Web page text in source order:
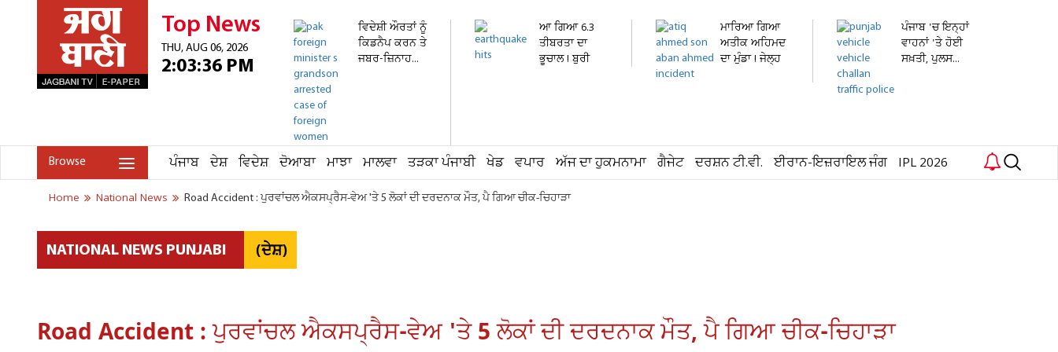
Top News
THU, AUG 06, 2026
2:03:36 PM
ਵਿਦੇਸ਼ੀ ਔਰਤਾਂ ਨੂੰ
ਕਿਡਨੈਪ ਕਰਨ ਤੇ
ਜਬਰ-ਜ਼ਿਨਾਹ...
ਆ ਗਿਆ 6.3
ਤੀਬਰਤਾ ਦਾ
ਭੂਚਾਲ ! ਬੁਰੀ
ਮਾਰਿਆ ਗਿਆ
ਅਤੀਕ ਅਹਿਮਦ
ਦਾ ਮੁੰਡਾ ! ਜੇਲ੍ਹ
ਪੰਜਾਬ 'ਚ ਇਨ੍ਹਾਂ
ਵਾਹਨਾਂ 'ਤੇ ਹੋਈ
ਸਖ਼ਤੀ, ਪੁਲਸ...
Browse ਪੰਜਾਬ ਦੇਸ਼ ਵਿਦੇਸ਼ ਦੋਆਬਾ ਮਾਝਾ ਮਾਲਵਾ ਤੜਕਾ ਪੰਜਾਬੀ ਖੇਡ ਵਪਾਰ ਅੱਜ ਦਾ ਹੁਕਮਨਾਮਾ ਗੈਜੇਟ ਦਰਸ਼ਨ ਟੀ.ਵੀ. ਈਰਾਨ-ਇਜ਼ਰਾਇਲ ਜੰਗ IPL 2026
Home National News Road Accident : ਪੁਰਵਾਂਚਲ ਐਕਸਪ੍ਰੈਸ-ਵੇਅ 'ਤੇ 5 ਲੋਕਾਂ ਦੀ ਦਰਦਨਾਕ ਮੌਤ, ਪੈ ਗਿਆ ਚੀਕ-ਚਿਹਾੜਾ
NATIONAL NEWS PUNJABI (ਦੇਸ਼)
Road Accident : ਪੁਰਵਾਂਚਲ ਐਕਸਪ੍ਰੈਸ-ਵੇਅ 'ਤੇ 5 ਲੋਕਾਂ ਦੀ ਦਰਦਨਾਕ ਮੌਤ, ਪੈ ਗਿਆ ਚੀਕ-ਚਿਹਾੜਾ